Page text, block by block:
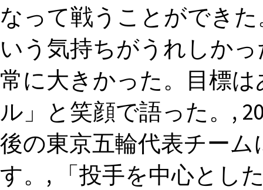
なって戦うことができ
いう気持ちがうれしか
常に大きかった。目標
ル」と笑顔で語った。,
後の東京五輪代表チー
す。, 「投手を中心とし